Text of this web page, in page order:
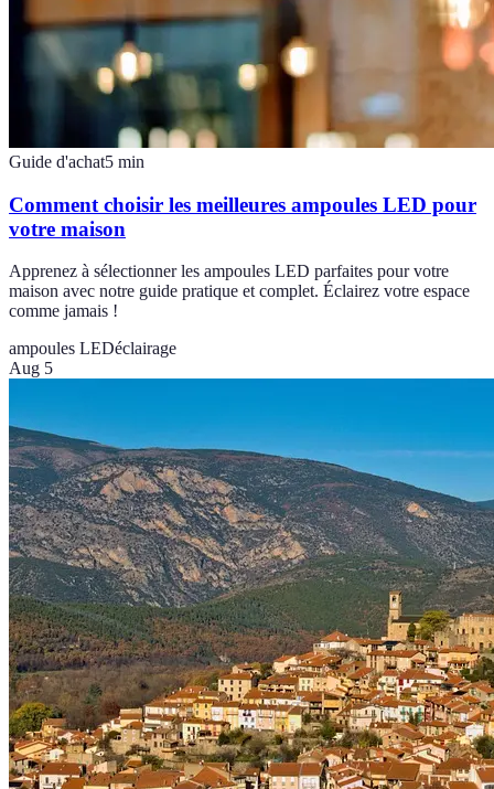
Guide d'achat5 min
Comment choisir les meilleures ampoules LED pour
votre maison
Apprenez à sélectionner les ampoules LED parfaites pour votre
maison avec notre guide pratique et complet. Éclairez votre espace
comme jamais !
ampoules LEDéclairage
Aug 5